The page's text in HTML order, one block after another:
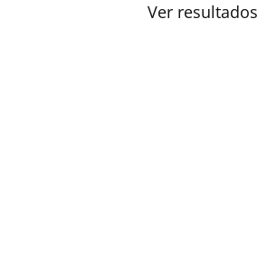
Ver resultados